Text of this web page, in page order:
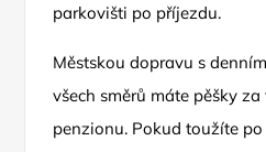
parkovišti po příjezdu.
Městskou dopravu s
všech směrů máte pěšky
penzionu. Pokud toužíte